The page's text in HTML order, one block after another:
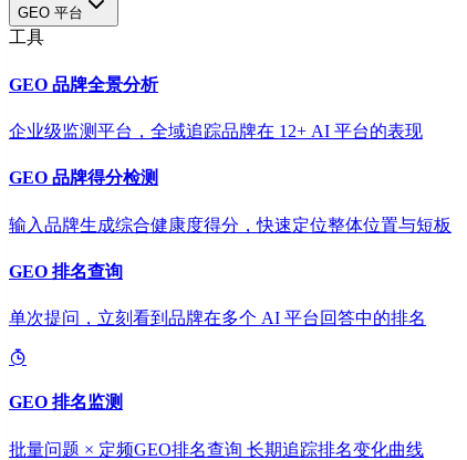
GEO 平台
工具
GEO 品牌全景分析
企业级监测平台，全域追踪品牌在 12+ AI 平台的表现
GEO 品牌得分检测
输入品牌生成综合健康度得分，快速定位整体位置与短板
GEO 排名查询
单次提问，立刻看到品牌在多个 AI 平台回答中的排名
GEO 排名监测
批量问题 × 定频GEO排名查询 长期追踪排名变化曲线